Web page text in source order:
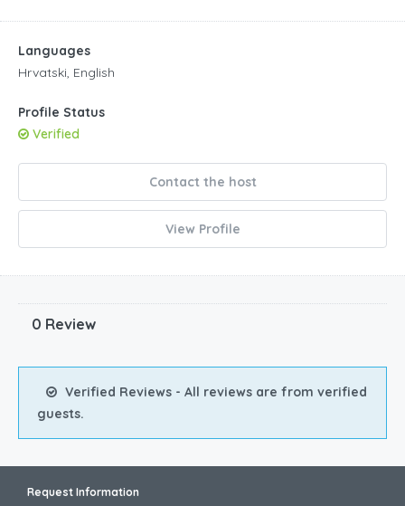
Languages
Hrvatski, English
Profile Status
Verified
Contact the host
View Profile
0 Review
Verified Reviews - All reviews are from verified
guests.
Request Information